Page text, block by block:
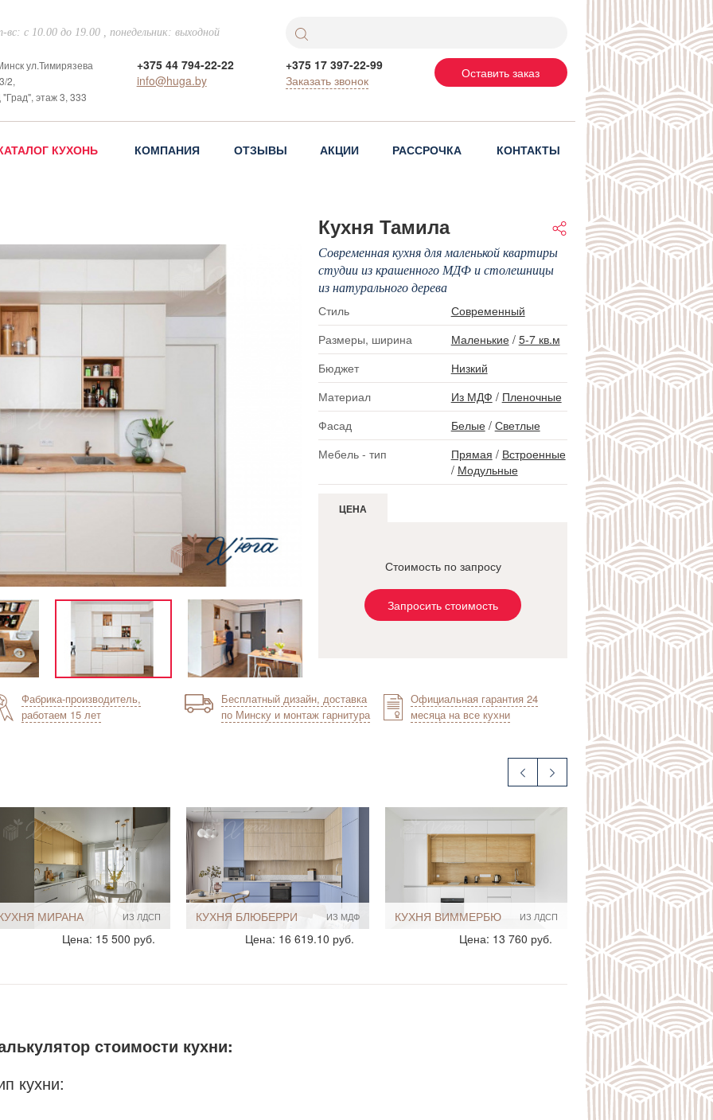
вс: с 10.00 до 19.00 , понедельник: выходной
ул.Тимирязева
2,
этаж 3, 333
+375 44 794-22-22
info@huga.by
+375 17 397-22-99
Заказать звонок
Оставить заказ
КУХОНЬ КОМПАНИЯ ОТЗЫВЫ АКЦИИ РАССРОЧКА КОНТАКТЫ
Кухня Тамила
Современная кухня для маленькой квартиры
студии из крашенного МДФ и столешницы
из натурального дерева
Стиль
Современный
Размеры, ширина
Маленькие/ 5-7 кв.м
Бюджет
Низкий
Материал
Из МДФ / Пленочные
Фасад
Белые/ Светлые
Мебель - тип
Прямая / Встроенные
/ Модульные
ЦЕНА
Стоимость по запросу
Запросить стоимость
Фабрика-производитель,
работаем 15 лет
Бесплатный дизайн, доставка
по Минску и монтаж гарнитура
Официальная гарантия 24
месяца на все кухни
ИЗ МДФ
АНЕМОН
Современный
Цена: 22 595 руб.
FENIX
КУХНЯ БОРДО
Современный
С островом
Цена: 34 240 руб.
АКРИЛ
КУХНЯ ЛЕПСИО
Современный
Цена: 32 973 руб.
стоимости кухни:
кухни: